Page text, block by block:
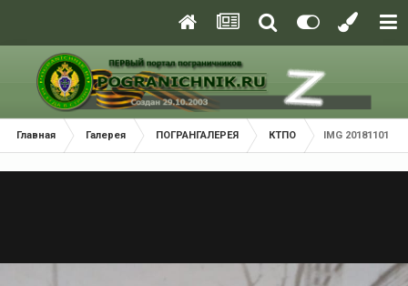
Главная Галерея ПОГРАНГАЛЕРЕЯ КТПО IMG 20181101